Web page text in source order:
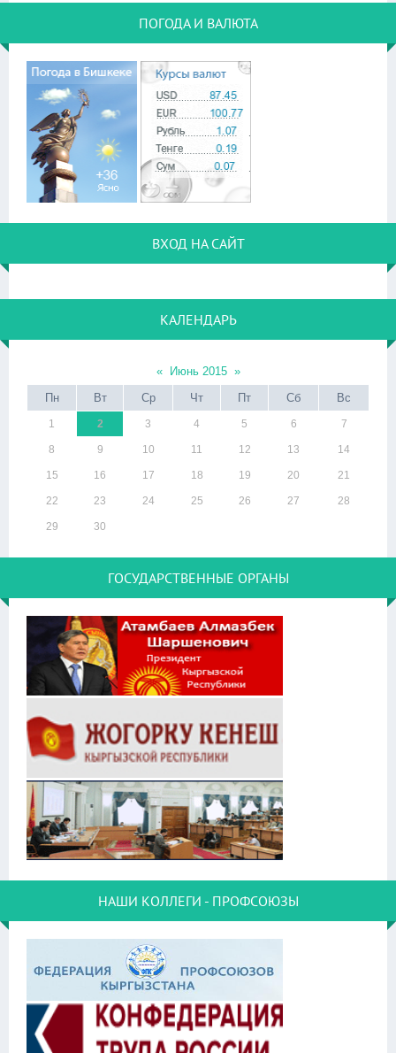
ПОГОДА И ВАЛЮТА
ВХОД НА САЙТ
КАЛЕНДАРЬ
« Июнь 2015 »
Пн
Вт Ср Чт Пт Сб Вс
1 2 3 4 5 6 7
8 9 10 11 12 13 14
15 16 17 18 19 20 21
22 23 24 25 26 27 28
29 30
ГОСУДАРСТВЕННЫЕ ОРГАНЫ
НАШИ КОЛЛЕГИ - ПРОФСОЮЗЫ